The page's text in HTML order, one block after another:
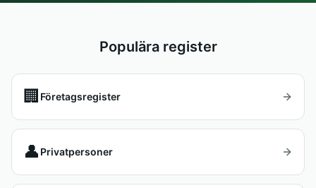
Populära register
🏢 Företagsregister
👤 Privatpersoner